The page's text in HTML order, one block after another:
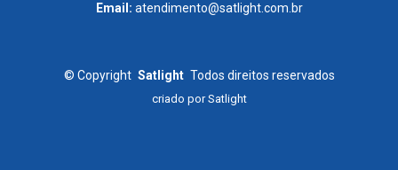
Email: atendimento@satlight.com.br
© Copyright Satlight Todos direitos reservados
criado porSatlight